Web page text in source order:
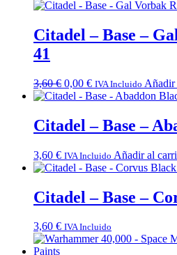
Citadel – Base –
41
3,60€ El
precio
era:
3,60 €.
0,00 €El
precio
es:
0,00 €.
IVA Incluido Añadir
Citadel – Base –
3,60 € IVA Incluido Añadir al
Citadel – Base –
3,60 € IVA Incluido